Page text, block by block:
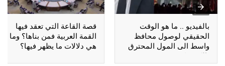
بالفيديو .. ما هو الوقت
الحقيقي لوصول محافظ
واسط الى المول المحترق
بالكوت؟
قصة القاعة التي تعقد فيها
القمة العربية فمن بناها؟ وما
هي دلالات ما يظهر فيها؟